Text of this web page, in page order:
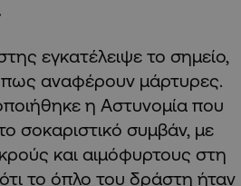
εγκατέλειψε το σημείο,
αναφέρουν μάρτυρες.
η Αστυνομία που
σοκαριστικό συμβάν, με
και αιμόφυρτους στη
ότι το όπλο του δράστη ήταν